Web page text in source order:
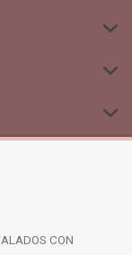
CON